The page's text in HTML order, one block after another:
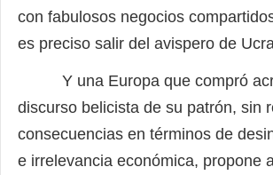
con fabulosos negocios
es preciso salir del avispero de
Y una Europa que compró
discurso belicista de su patrón, sin
consecuencias en términos de
e irrelevancia económica, propone